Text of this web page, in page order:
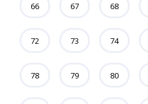
66 67 68
72 73 74
78 79 80